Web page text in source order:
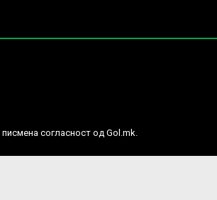
согласност од Gol.mk.